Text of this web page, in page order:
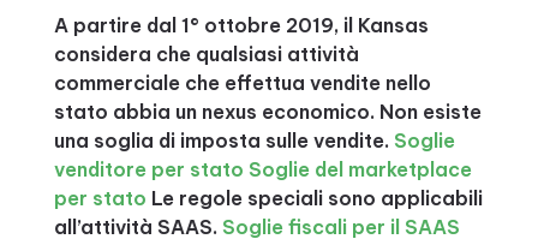
A partire dal 1° ottobre 2019, il Kansas
considera che qualsiasi attività
commerciale che effettua vendite nello
stato abbia un nexus economico. Non esiste
una soglia di imposta sulle vendite. Soglie
venditore per stato Soglie del marketplace
per stato Le regole speciali sono applicabili
all’attività SAAS. Soglie fiscali per il SAAS